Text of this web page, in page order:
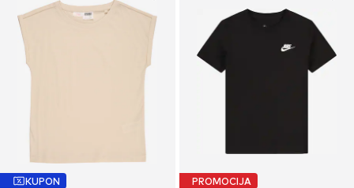
KUPON PROMOCIJA